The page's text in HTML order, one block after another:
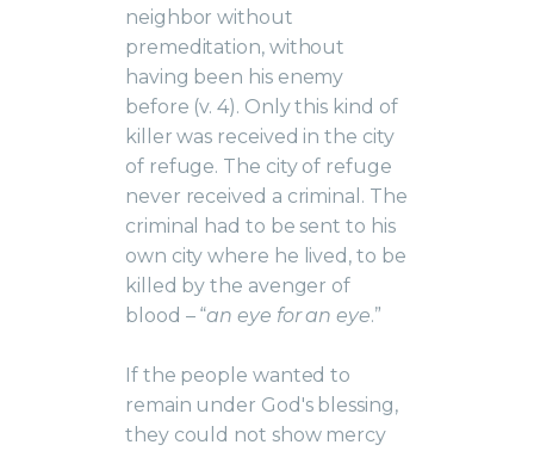
neighbor without
premeditation, without
having been his enemy
before (v. 4). Only this kind of
killer was received in the city
of refuge. The city of refuge
never received a criminal. The
criminal had to be sent to his
own city where he lived, to be
killed by the avenger of
blood – “an eye for an eye.”
If the people wanted to
remain under God's blessing,
they could not show mercy